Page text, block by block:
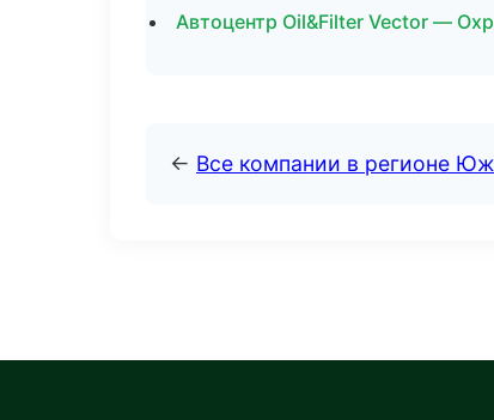
Автоцентр Oil&Filter Vector —
← Все компании в регионе